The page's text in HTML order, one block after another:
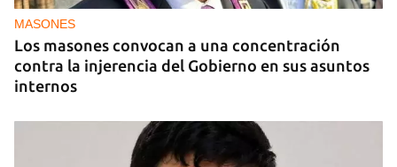
MASONES
Los masones convocan a una concentración
contra la injerencia del Gobierno en sus asuntos
internos